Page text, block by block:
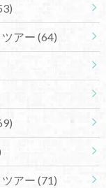
アー (64)
アー (71)